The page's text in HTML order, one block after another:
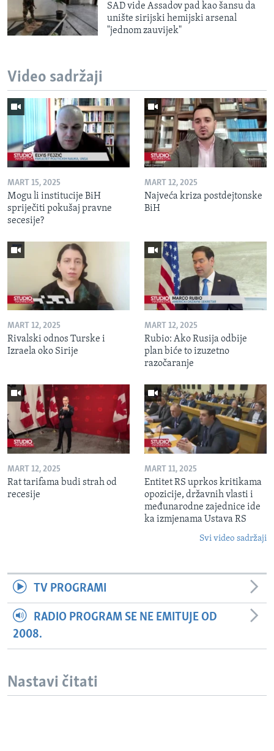
SAD vide Assadov pad kao šansu da
unište sirijski hemijski arsenal
"jednom zauvijek"
Video sadržaji
MART 15, 2025
Mogu li institucije BiH
spriječiti pokušaj pravne
secesije?
MART 12, 2025
Najveća kriza postdejtonske
BiH
MART 12, 2025
Rivalski odnos Turske i
Izraela oko Sirije
MART 12, 2025
Rubio: Ako Rusija odbije
plan biće to izuzetno
razočaranje
MART 12, 2025
Rat tarifama budi strah od
recesije
MART 11, 2025
Entitet RS uprkos kritikama
opozicije, državnih vlasti i
međunarodne zajednice ide
ka izmjenama Ustava RS
Svi video sadržaji
TV PROGRAMI
RADIO PROGRAM SE NE EMITUJE OD
2008.
Nastavi čitati